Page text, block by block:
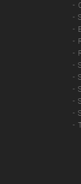
-
-
-
-
-
-
-
-
-
-
-